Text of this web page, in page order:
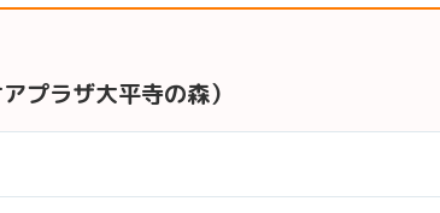
プラザ大平寺の森）